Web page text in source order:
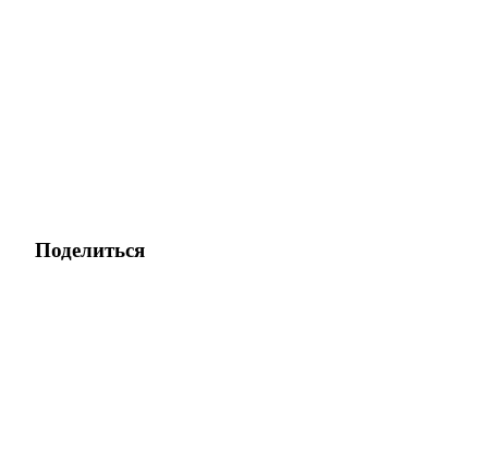
Поделиться